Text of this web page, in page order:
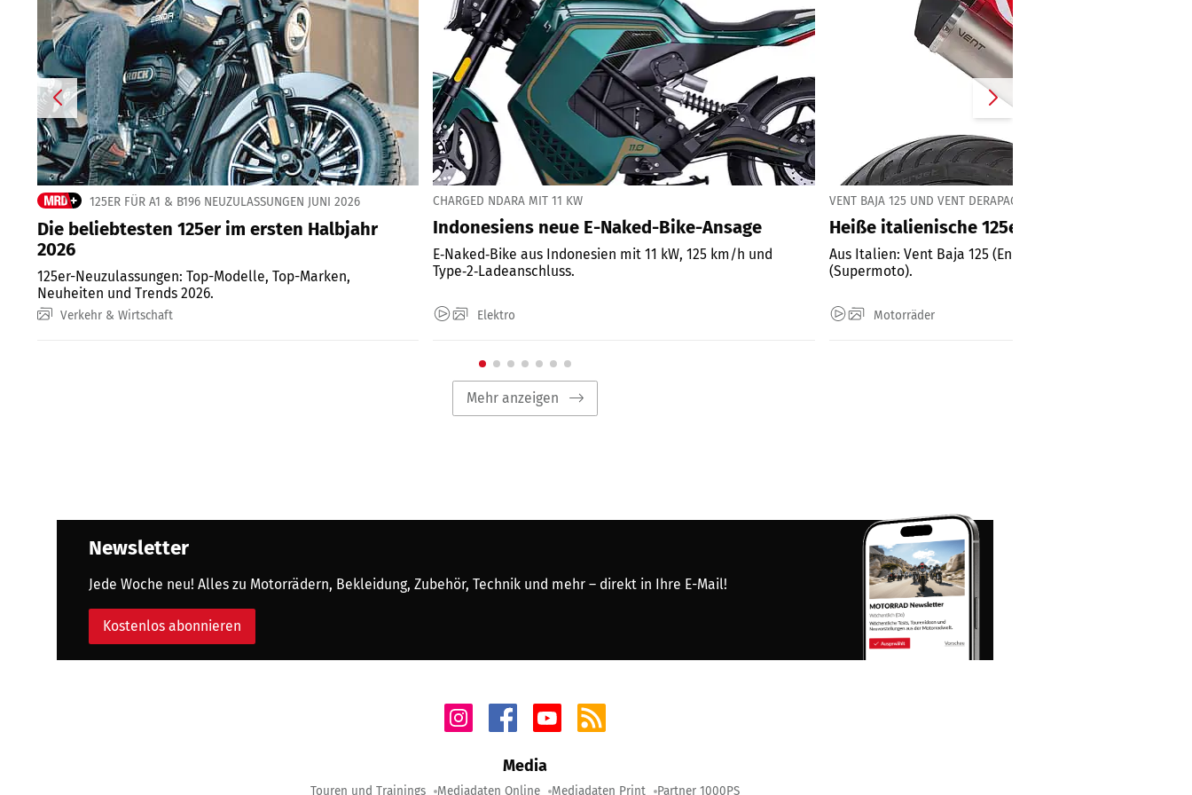
125ER FÜR A1 & B196 NEUZULASSUNGEN JUNI 2026
Die beliebtesten 125er im ersten Halbjahr
2026
125er-Neuzulassungen: Top-Modelle, Top-Marken,
Neuheiten und Trends 2026.
Verkehr & Wirtschaft
CHARGED NDARA MIT 11 KW
Indonesiens neue E-Naked-Bike-Ansage
E‑Naked‑Bike aus Indonesien mit 11 kW, 125 km/h und
Type‑2‑Ladeanschluss.
Elektro
VENT BAJA 125 UND VENT DERAPAGE 125
Heiße italienische 125er – wie Beta und
Aus Italien: Vent Baja 125 (Enduro) und Vent Derapage
(Supermoto).
Motorräder
Mehr anzeigen
Newsletter
Jede Woche neu! Alles zu Motorrädern, Bekleidung, Zubehör, Technik und mehr – direkt in Ihre E-Mail!
Kostenlos abonnieren
Media
Touren und Trainings Mediadaten Online Mediadaten Print Partner 1000PS